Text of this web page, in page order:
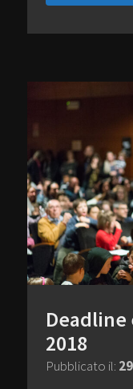
Deadline
2018
Pubblicato il: